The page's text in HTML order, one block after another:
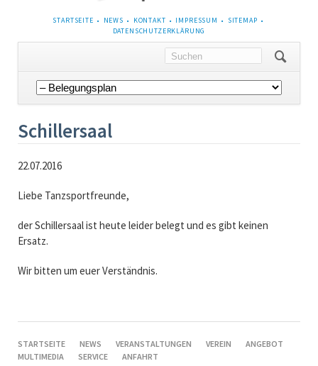
NAVIGATION
STARTSEITE NEWS KONTAKT IMPRESSUM
SITEMAP
DATENSCHUTZERKLÄRUNG
Navigation
überspringen
Schillersaal
22.07.2016
Liebe Tanzsportfreunde,
der Schillersaal ist heute leider belegt und es gibt keinen
Ersatz.
Wir bitten um euer Verständnis.
NAVIGATION
ÜBERSPRINGEN
STARTSEITE NEWS VERANSTALTUNGEN VEREIN
ANGEBOT
MULTIMEDIA
SERVICE ANFAHRT